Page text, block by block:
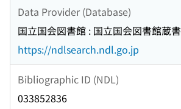
Data Provider (Database)
国立国会図書館 : 国立国会図書館蔵書
https://ndlsearch.ndl.go.jp
Bibliographic ID (NDL)
033852836